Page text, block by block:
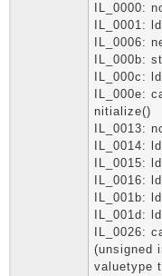
IL_0000:
IL_0001:
IL_0006:
IL_000b:
IL_000c:
IL_000e:
nitialize()
IL_0013:
IL_0014:
IL_0015:
IL_0016:
IL_001b:
IL_001d:
IL_0026:
(unsigned
valuetype